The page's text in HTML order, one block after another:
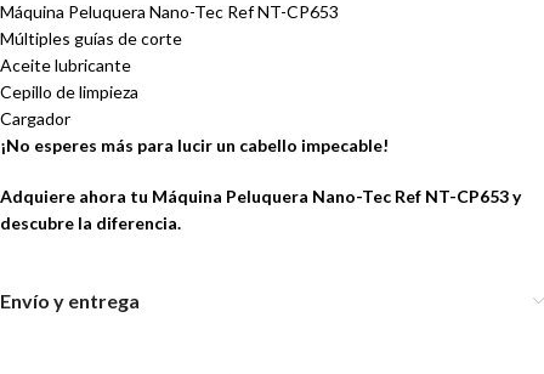
Máquina Peluquera Nano-Tec Ref NT-CP653
Múltiples guías de corte
Aceite lubricante
Cepillo de limpieza
Cargador
¡No esperes más para lucir un cabello impecable!
Adquiere ahora tu Máquina Peluquera Nano-Tec Ref NT-CP653 y
descubre la diferencia.
Envío y entrega